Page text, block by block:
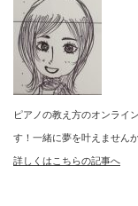
ピアノの教え方のオンライ
す！一緒に夢を叶えません
詳しくはこちらの記事へ